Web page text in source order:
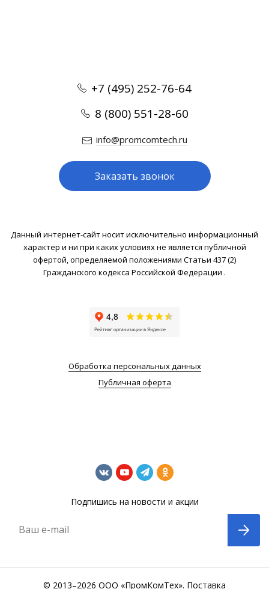
+7 (495) 252-76-64
8 (800) 551-28-60
info@promcomtech.ru
Заказать звонок
Данный интернет-сайт носит исключительно информационный
характер и ни при каких условиях не является публичной
офертой, определяемой положениями Статьи 437 (2)
Гражданского кодекса Российской Федерации .
Обработка персональных данных
Публичная оферта
Подпишись на новости и акции
Ваш e-mail
© 2013–2026 ООО «ПромКомТех». Поставка